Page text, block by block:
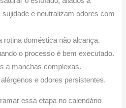
e neutralizam odores com
rotina doméstica não alcança.
o processo é bem executado.
a manchas complexas.
e odores persistentes.
essa etapa no calendário